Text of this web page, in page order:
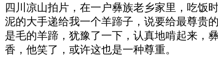
四川凉山拍片，在一户彝族老乡家里，吃饭
泥的大手递给我一个羊蹄子，说要给最尊贵
是毛的羊蹄，犹豫了一下，认真地啃起来，
香，他笑了，或许这也是一种尊重。